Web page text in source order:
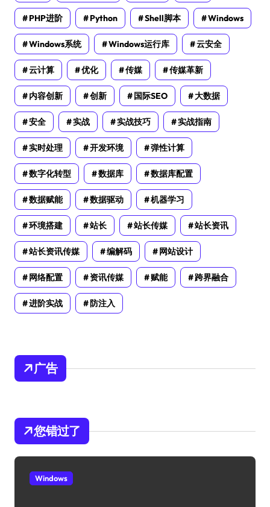
PHP进阶 Python Shell脚本 Windows
Windows系统 Windows运行库 云安全
云计算 优化 传媒 传媒革新
内容创新 创新 国际SEO 大数据
安全 实战 实战技巧 实战指南
实时处理 开发环境 弹性计算
数字化转型 数据库 数据库配置
数据赋能 数据驱动 机器学习
环境搭建 站长 站长传媒 站长资讯
站长资讯传媒 编解码 网站设计
网络配置 资讯传媒 赋能 跨界融合
进阶实战 防注入
广告
您错过了
Windows